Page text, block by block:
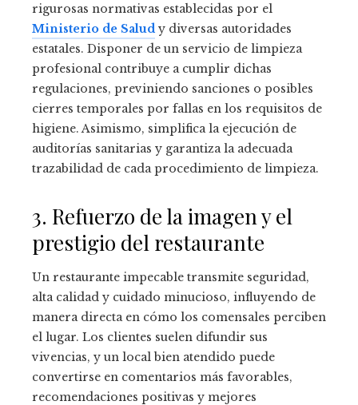
rigurosas normativas establecidas por el
Ministerio de Salud y diversas autoridades
estatales. Disponer de un servicio de limpieza
profesional contribuye a cumplir dichas
regulaciones, previniendo sanciones o posibles
cierres temporales por fallas en los requisitos de
higiene. Asimismo, simplifica la ejecución de
auditorías sanitarias y garantiza la adecuada
trazabilidad de cada procedimiento de limpieza.
3. Refuerzo de la imagen y el
prestigio del restaurante
Un restaurante impecable transmite seguridad,
alta calidad y cuidado minucioso, influyendo de
manera directa en cómo los comensales perciben
el lugar. Los clientes suelen difundir sus
vivencias, y un local bien atendido puede
convertirse en comentarios más favorables,
recomendaciones positivas y mejores